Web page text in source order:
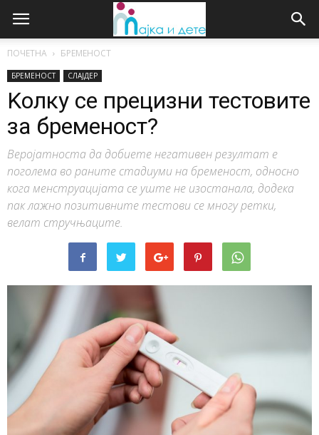
ПОЧЕТНА БРЕМЕНОСТ
БРЕМЕНОСТ СЛАЈДЕР
Kолку се прецизни тестовите
за бременост?
Веројатноста да добиете негативен резултат е
поголема во раните стадиуми на бременост, односно
кога менструацијата се уште не изостанала, додека
пак лажно позитивните тестови се многу ретки,
велат стручњаците.